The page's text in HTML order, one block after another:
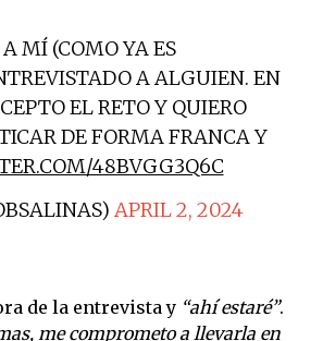
MÍ (COMO YA ES
A ALGUIEN. EN
EL RETO Y QUIERO
DE FORMA FRANCA Y
48BVGG3Q6C
APRIL 2, 2024
de la entrevista y “ahí estaré”.
me comprometo a llevarla en